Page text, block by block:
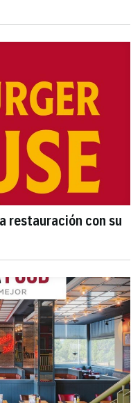
restauración con su